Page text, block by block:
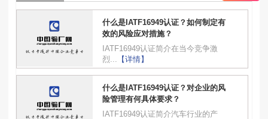
什么是IATF16949认证？如何制定有
效的风险应对措施？
IATF16949认证简介在当今竞争激
烈...
【详情】
什么是IATF16949认证？对企业的风
险管理有何具体要求？
IATF16949认证简介汽车行业的产